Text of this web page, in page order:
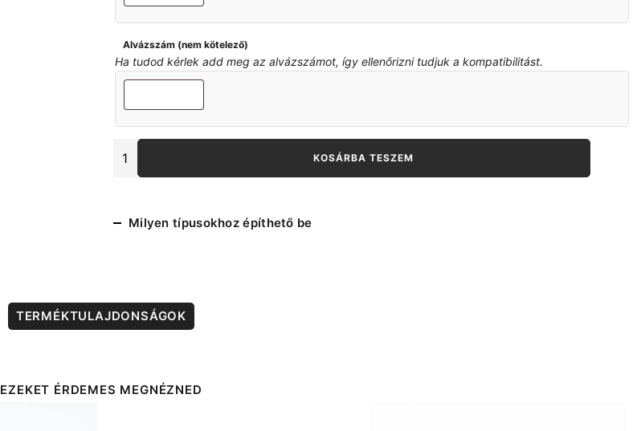
Alvázszám (nem kötelező)
Ha tudod kérlek add meg az alvázszámot, így ellenőrizni tudjuk a kompatibilitást.
hátsó
futómü
nagycsapágyas
KOSÁRBA TESZEM
Milyen típusokhoz építhető be
TERMÉKTULAJDONSÁGOK
EZEKET ÉRDEMES MEGNÉZNED